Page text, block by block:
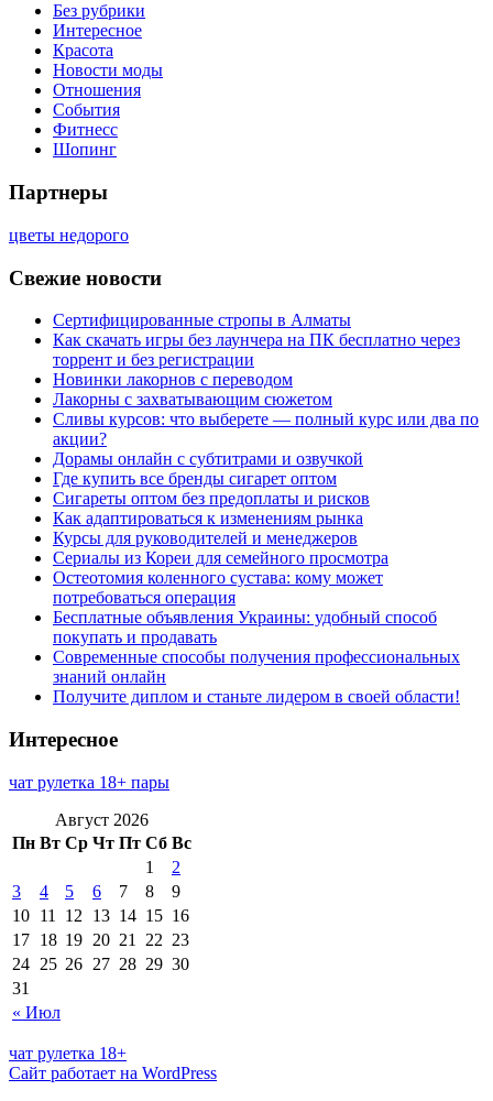
Без рубрики
Интересное
Красота
Новости моды
Отношения
События
Фитнесс
Шопинг
Партнеры
цветы недорого
Свежие новости
Сертифицированные стропы в Алматы
Как скачать игры без лаунчера на ПК бесплатно через
торрент и без регистрации
Новинки лакорнов с переводом
Лакорны с захватывающим сюжетом
Сливы курсов: что выберете — полный курс или два по
акции?
Дорамы онлайн с субтитрами и озвучкой
Где купить все бренды сигарет оптом
Сигареты оптом без предоплаты и рисков
Как адаптироваться к изменениям рынка
Курсы для руководителей и менеджеров
Сериалы из Кореи для семейного просмотра
Остеотомия коленного сустава: кому может
потребоваться операция
Бесплатные объявления Украины: удобный способ
покупать и продавать
Современные способы получения профессиональных
знаний онлайн
Получите диплом и станьте лидером в своей области!
Интересное
чат рулетка 18+ пары
Август 2026
Пн Вт Ср Чт Пт Сб Вс
« Июл
1
2
3
4 5 6 7 8
9
10 11 12 13 14 15 16
17 18 19 20 21 22 23
24 25 26 27 28 29 30
31
чат рулетка 18+
Сайт работает на WordPress